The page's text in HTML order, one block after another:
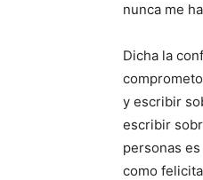
nunca me
Dicha la
y escribir
escribir
personas
como